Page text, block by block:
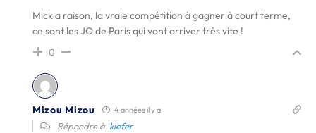
Mick a raison, la vraie compétition à gagner à court terme,
ce sont les JO de Paris qui vont arriver très vite !
0
Mizou Mizou 4 années il y a
Répondre à kiefer